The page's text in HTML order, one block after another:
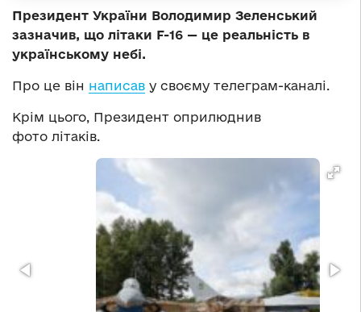
Президент України Володимир Зеленський
зазначив, що літаки F-16 — це реальність в
українському небі.
Про це він написав у своєму телеграм-каналі.
Крім цього, Президент оприлюднив
фото літаків.